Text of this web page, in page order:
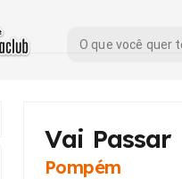
Vai Passar
Pompém